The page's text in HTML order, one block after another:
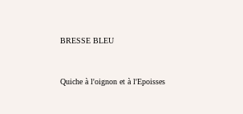
BRESSE BLEU
Quiche à l'oignon et à l'Epoisses